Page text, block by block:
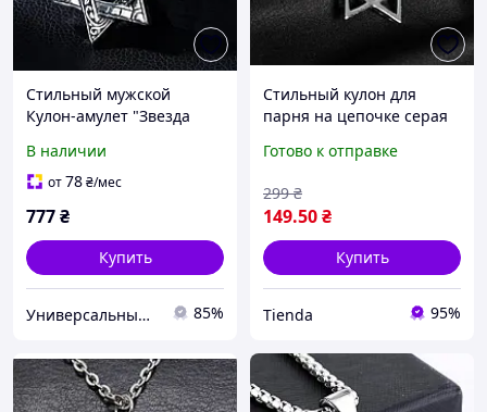
Стильный мужской
Кулон-амулет "Звезда
мм [QW4277] Zhijia
Jewelry
В наличии
от78₴/мес
777₴
Купить
Универсальный Интернет-магазин POPULAR 85%
Стильный кулон для
парня на цепочке серая
на шею
Готово к отправке
149.50₴
299 ₴
Купить
Tienda 95%